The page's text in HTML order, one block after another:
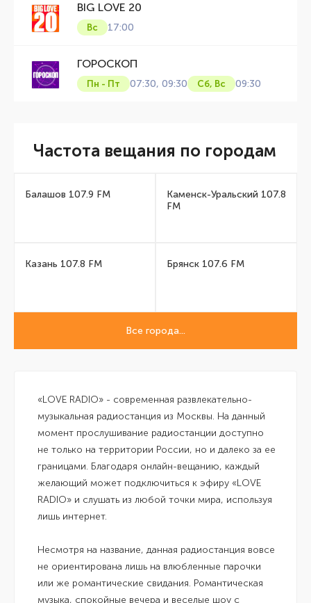
BIG LOVE 20
Вс 17:00
ГОРОСКОП
Пн - Пт 07:30, 09:30 Сб, Вс 09:30
Частота вещания по городам
Балашов 107.9 FM
Казань 107.8 FM
Каменск-Уральский 107.8
FM
Брянск 107.6 FM
Все города...
«LOVE RADIO» - современная развлекательно-
музыкальная радиостанция из Москвы. На данный
момент прослушивание радиостанции доступно
не только на территории России, но и далеко за ее
границами. Благодаря онлайн-вещанию, каждый
желающий может подключиться к эфиру «LOVE
RADIO» и слушать из любой точки мира, используя
лишь интернет.
Несмотря на название, данная радиостанция вовсе
не ориентирована лишь на влюбленные парочки
или же романтические свидания. Романтическая
музыка, спокойные вечера и веселые шоу с